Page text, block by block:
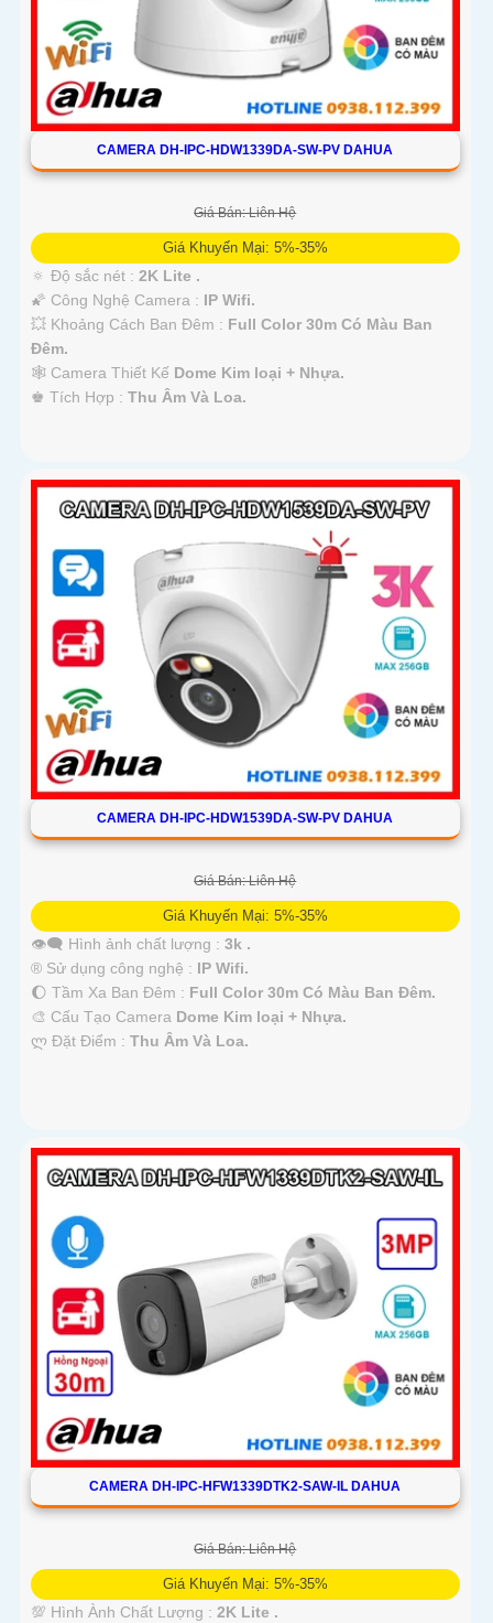
CAMERA DH-IPC-HDW1339DA-SW-PV DAHUA
Giá Bán: Liên Hệ
Giá Khuyến Mại: 5%-35%
🔅 Độ sắc nét : 2K Lite .
🌠 Công Nghệ Camera : IP Wifi.
💥 Khoảng Cách Ban Đêm : Full Color 30m Có Màu Ban
Ðêm.
🕸️ Camera Thiết Kế Dome Kim loại + Nhựa.
️♚ Tích Hợp : Thu Âm Và Loa.
CAMERA DH-IPC-HDW1539DA-SW-PV DAHUA
Giá Bán: Liên Hệ
Giá Khuyến Mại: 5%-35%
👁️‍🗨 Hình ảnh chất lượng : 3k .
®️ Sử dụng công nghệ : IP Wifi.
🌔 Tầm Xa Ban Đêm : Full Color 30m Có Màu Ban Ðêm.
🎨 Cấu Tạo Camera Dome Kim loại + Nhựa.
️ლ Đặt Điểm : Thu Âm Và Loa.
CAMERA DH-IPC-HFW1339DTK2-SAW-IL DAHUA
Giá Bán: Liên Hệ
Giá Khuyến Mại: 5%-35%
💯 Hình Ành Chất Lượng : 2K Lite .